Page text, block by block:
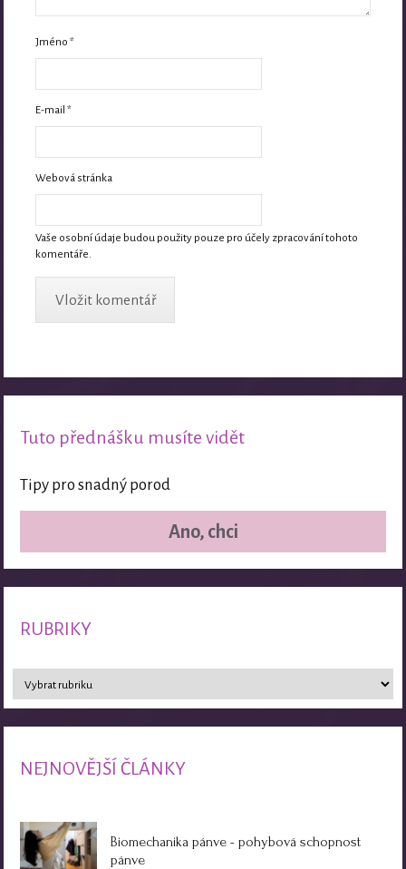
Jméno*
E-mail*
Webová stránka
Vaše osobní údaje budou použity pouze pro účely zpracování tohoto
komentáře.
Tuto přednášku musíte vidět
Tipy pro snadný porod
Ano, chci
RUBRIKY
NEJNOVĚJŠÍ ČLÁNKY
Biomechanika pánve - pohybová schopnost
pánve